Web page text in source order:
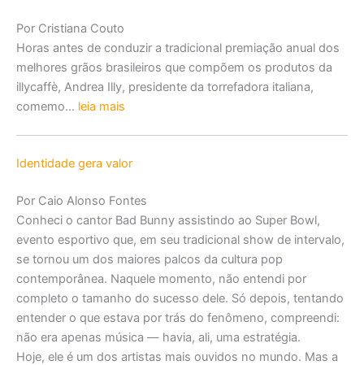
Por Cristiana Couto
Horas antes de conduzir a tradicional premiação anual dos
melhores grãos brasileiros que compõem os produtos da
illycaffè, Andrea Illy, presidente da torrefadora italiana,
comemo… leia mais
Identidade gera valor
Por Caio Alonso Fontes
Conheci o cantor Bad Bunny assistindo ao Super Bowl,
evento esportivo que, em seu tradicional show de intervalo,
se tornou um dos maiores palcos da cultura pop
contemporânea. Naquele momento, não entendi por
completo o tamanho do sucesso dele. Só depois, tentando
entender o que estava por trás do fenômeno, compreendi:
não era apenas música — havia, ali, uma estratégia.
Hoje, ele é um dos artistas mais ouvidos no mundo. Mas a